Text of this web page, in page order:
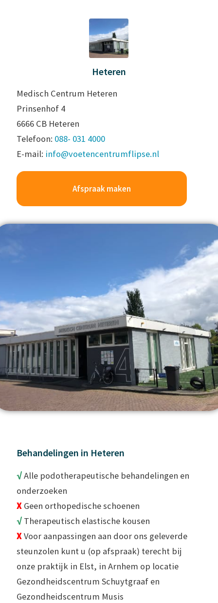
Heteren
Medisch Centrum Heteren
Prinsenhof 4
6666 CB Heteren
Telefoon: 088- 031 4000
E-mail: info@voetencentrumflipse.nl
Afspraak maken
Behandelingen in Heteren
√Alle podotherapeutische behandelingen en
onderzoeken
XGeen orthopedische schoenen
√Therapeutisch elastische kousen
XVoor aanpassingen aan door ons geleverde
steunzolen kunt u (op afspraak) terecht bij
onze praktijk in Elst, in Arnhem op locatie
Gezondheidscentrum Schuytgraaf en
Gezondheidscentrum Musis